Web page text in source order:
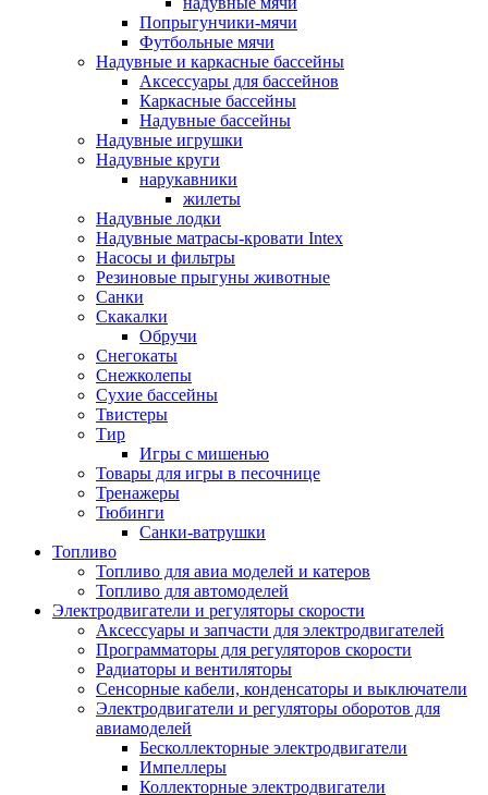
Попрыгунчики-мячи
Футбольные мячи
Надувные и каркасные бассейны
Аксессуары для бассейнов
Каркасные бассейны
Надувные бассейны
Надувные игрушки
Надувные круги
нарукавники
жилеты
Надувные лодки
Надувные матрасы-кровати Intex
Насосы и фильтры
Резиновые прыгуны животные
Санки
Скакалки
Обручи
Снегокаты
Снежколепы
Сухие бассейны
Твистеры
Тир
Игры с мишенью
Товары для игры в песочнице
Тренажеры
Тюбинги
Санки-ватрушки
Топливо
Топливо для авиа моделей и катеров
Топливо для автомоделей
Электродвигатели и регуляторы скорости
Аксессуары и запчасти для электродвигателей
Программаторы для регуляторов скорости
Радиаторы и вентиляторы
Сенсорные кабели, конденсаторы и выключатели
Электродвигатели и регуляторы оборотов для
авиамоделей
Бесколлекторные электродвигатели
Импеллеры
Коллекторные электродвигатели